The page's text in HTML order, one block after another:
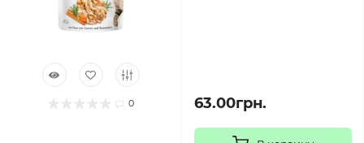
0 63.00грн.